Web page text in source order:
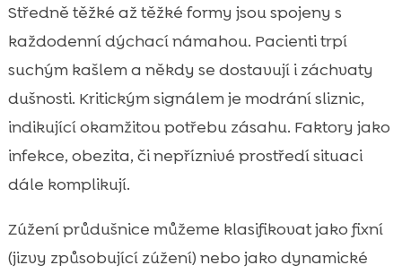
Středně těžké až těžké formy jsou spojeny s
každodenní dýchací námahou. Pacienti trpí
suchým kašlem a někdy se dostavují i záchvaty
dušnosti. Kritickým signálem je modrání sliznic,
indikující okamžitou potřebu zásahu. Faktory jako
infekce, obezita, či nepříznivé prostředí situaci
dále komplikují.
Zúžení průdušnice můžeme klasifikovat jako fixní
(jizvy způsobující zúžení) nebo jako dynamické